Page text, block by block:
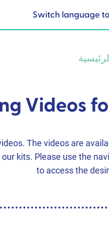
Switch language
Videos
The videos are
kits. Please use the
to access the